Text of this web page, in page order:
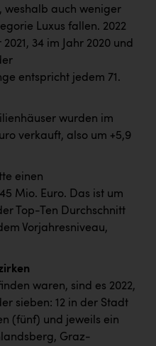
weshalb auch weniger
Luxus fallen. 2022
34 im Jahr 2020 und
entspricht jedem 71.
wurden im
verkauft, also um +5,9
einen
Mio. Euro. Das ist um
Top-Ten Durchschnitt
Vorjahresniveau,
waren, sind es 2022,
sieben: 12 in der Stadt
(fünf) und jeweils ein
Graz-